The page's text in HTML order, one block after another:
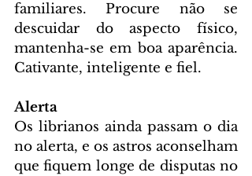
familiares. Procure não se
descuidar do aspecto físico,
mantenha-se em boa aparência.
Cativante, inteligente e fiel.
Alerta
Os librianos ainda passam o dia
no alerta, e os astros aconselham
que fiquem longe de disputas no